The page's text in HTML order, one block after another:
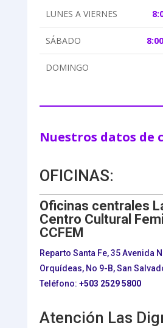
LUNES A VIERNES
SÁBADO
DOMINGO
Nuestros datos de
OFICINAS:
Oficinas centrales
Centro Cultural
CCFEM
Reparto Santa Fe, 35 Avenida
Orquídeas, No 9-B, San
Teléfono: +503 2529 5800
Atención Las